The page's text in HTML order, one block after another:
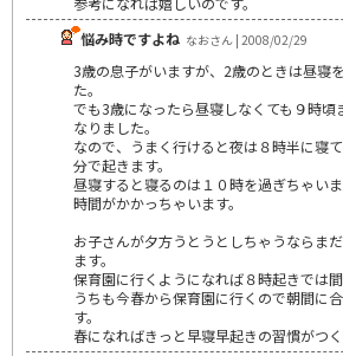
悩み時ですよね なおさん | 2008/02/29
3歳の息子がいますが、2歳のときは昼寝
た。
でも3歳になったら昼寝しなくても９時頃
なりました。
なので、うまく行けると夜は８時半に寝
分で起きます。
昼寝すると寝るのは１０時を過ぎちゃい
時間がかかっちゃいます。
お子さんが夕方うとうとしちゃうならま
ます。
保育園に行くようになれば８時起きでは間
うちも今春から保育園に行くので朝間に
す。
春になればきっと早寝早起きの習慣がつく